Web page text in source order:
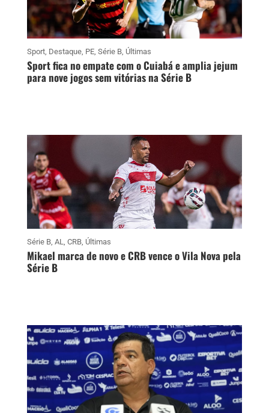
Sport, Destaque, PE, Série B, Últimas
Sport fica no empate com o Cuiabá e amplia jejum
para nove jogos sem vitórias na Série B
Série B, AL, CRB, Últimas
Mikael marca de novo e CRB vence o Vila Nova pela
Série B